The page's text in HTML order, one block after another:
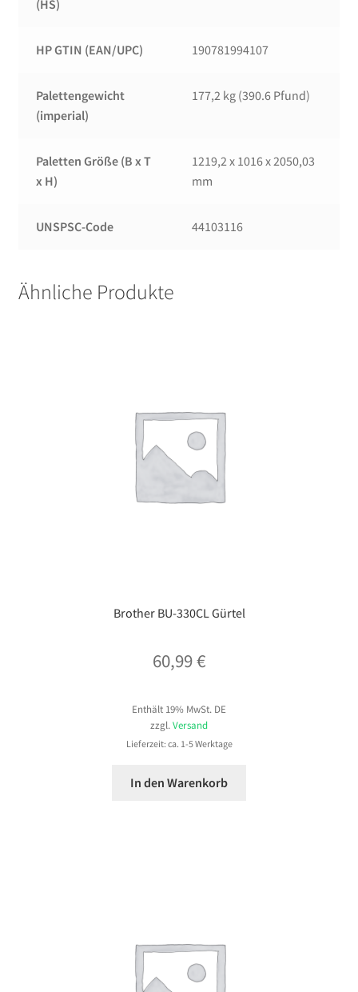
(HS)
HP GTIN (EAN/UPC) 190781994107
Palettengewicht
(imperial)
177,2 kg (390.6 Pfund)
Paletten Größe (B x T
x H)
1219,2 x 1016 x 2050,03
mm
UNSPSC-Code 44103116
Ähnliche Produkte
Brother BU-330CL Gürtel
60,99€
Enthält 19% MwSt. DE
zzgl. Versand
Lieferzeit: ca. 1-5 Werktage
In den Warenkorb